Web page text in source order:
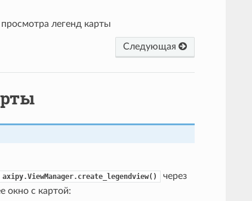
легенд карты
Следующая
axipy.ViewManager.create_legendview()
через
окно с картой: